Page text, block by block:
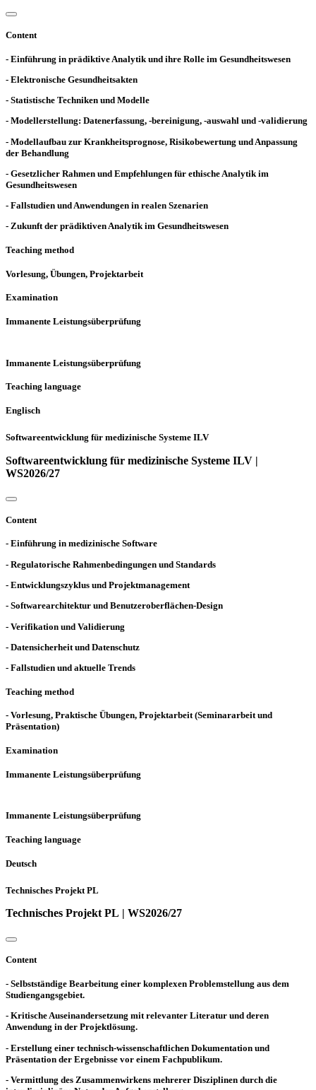
Content
- Einführung in prädiktive Analytik und ihre Rolle im Gesundheitswesen
- Elektronische Gesundheitsakten
- Statistische Techniken und Modelle
- Modellerstellung: Datenerfassung, -bereinigung, -auswahl und -validierung
- Modellaufbau zur Krankheitsprognose, Risikobewertung und Anpassung
der Behandlung
- Gesetzlicher Rahmen und Empfehlungen für ethische Analytik im
Gesundheitswesen
- Fallstudien und Anwendungen in realen Szenarien
- Zukunft der prädiktiven Analytik im Gesundheitswesen
Teaching method
Vorlesung, Übungen, Projektarbeit
Examination
Immanente Leistungsüberprüfung
Immanente Leistungsüberprüfung
Teaching language
Englisch
Softwareentwicklung für medizinische Systeme ILV
Softwareentwicklung für medizinische Systeme ILV |
WS2026/27
Content
- Einführung in medizinische Software
- Regulatorische Rahmenbedingungen und Standards
- Entwicklungszyklus und Projektmanagement
- Softwarearchitektur und Benutzeroberflächen-Design
- Verifikation und Validierung
- Datensicherheit und Datenschutz
- Fallstudien und aktuelle Trends
Teaching method
- Vorlesung, Praktische Übungen, Projektarbeit (Seminararbeit und
Präsentation)
Examination
Immanente Leistungsüberprüfung
Immanente Leistungsüberprüfung
Teaching language
Deutsch
Technisches Projekt PL
Technisches Projekt PL | WS2026/27
Content
- Selbstständige Bearbeitung einer komplexen Problemstellung aus dem
Studiengangsgebiet.
- Kritische Auseinandersetzung mit relevanter Literatur und deren
Anwendung in der Projektlösung.
- Erstellung einer technisch-wissenschaftlichen Dokumentation und
Präsentation der Ergebnisse vor einem Fachpublikum.
- Vermittlung des Zusammenwirkens mehrerer Disziplinen durch die